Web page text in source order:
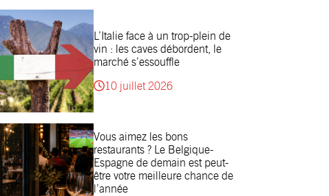
L’Italie face à un trop-plein de
vin : les caves débordent, le
marché s’essouffle
10 juillet 2026
Vous aimez les bons
restaurants ? Le Belgique-
Espagne de demain est peut-
être votre meilleure chance de
l’année